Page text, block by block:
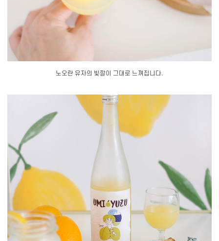
노오란 유자의 빛깔이 그대로 느껴집니다.